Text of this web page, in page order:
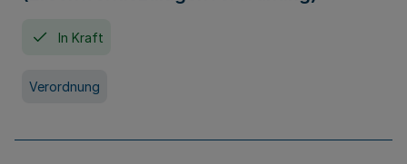
In Kraft
Verordnung